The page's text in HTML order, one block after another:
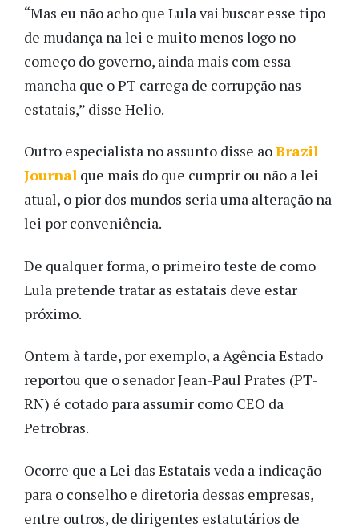
“Mas eu não acho que Lula vai buscar esse tipo
de mudança na lei e muito menos logo no
começo do governo, ainda mais com essa
mancha que o PT carrega de corrupção nas
estatais,” disse Helio.
Outro especialista no assunto disse aoBrazil
Journal que mais do que cumprir ou não a lei
atual, o pior dos mundos seria uma alteração na
lei por conveniência.
De qualquer forma, o primeiro teste de como
Lula pretende tratar as estatais deve estar
próximo.
Ontem à tarde, por exemplo, a Agência Estado
reportou que o senador Jean-Paul Prates (PT-
RN) é cotado para assumir como CEO da
Petrobras.
Ocorre que a Lei das Estatais veda a indicação
para o conselho e diretoria dessas empresas,
entre outros, de dirigentes estatutários de